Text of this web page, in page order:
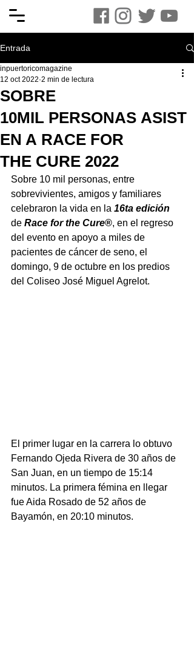
Entrada
SOBRE
10MIL PERSONAS ASIST
EN A RACE FOR
THE CURE 2022
inpuertoricomagazine
12 oct 2022 2 min de lectura
Sobre 10 mil personas, entre
sobrevivientes, amigos y familiares
celebraron la vida en la 16ta edición
de Race for the Cure®, en el regreso
del evento en apoyo a miles de
pacientes de cáncer de seno, el
domingo, 9 de octubre en los predios
del Coliseo José Miguel Agrelot.
El primer lugar en la carrera lo obtuvo
Fernando Ojeda Rivera de 30 años de
San Juan, en un tiempo de 15:14
minutos. La primera fémina en llegar
fue Aida Rosado de 52 años de
Bayamón, en 20:10 minutos.